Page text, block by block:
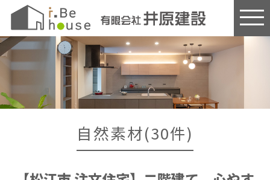
このページの本文へ
自然素材(30件)